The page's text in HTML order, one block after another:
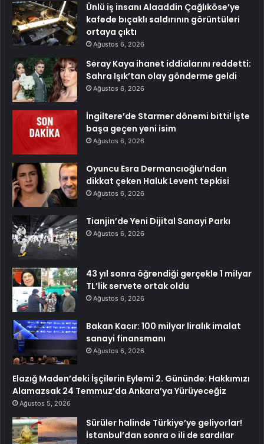
Ünlü iş insanı Alaaddin Çağlıköse’ye
kafede bıçaklı saldırının görüntüleri
ortaya çıktı
Ağustos 6, 2026
Seray Kaya ihanet iddialarını reddetti:
Sahra Işık’tan olay gönderme geldi
Ağustos 6, 2026
İngiltere’de Starmer dönemi bitti! İşte
başa geçen yeni isim
Ağustos 6, 2026
Oyuncu Esra Dermancıoğlu’ndan
dikkat çeken Haluk Levent tepkisi
Ağustos 6, 2026
Tianjin’de Yeni Dijital Sanayi Parkı
Ağustos 6, 2026
43 yıl sonra öğrendiği gerçekle 1 milyar
TL’lik servete ortak oldu
Ağustos 6, 2026
Bakan Kacır: 100 milyar liralık imalat
sanayi finansmanı
Ağustos 6, 2026
Elazığ Maden’deki İşçilerin Eylemi 2. Gününde: Hakkımızı
Alamazsak 24 Temmuz’da Ankara’ya Yürüyeceğiz
Ağustos 5, 2026
Sürüler halinde Türkiye’ye geliyorlar!
İstanbul’dan sonra o ili de sardılar